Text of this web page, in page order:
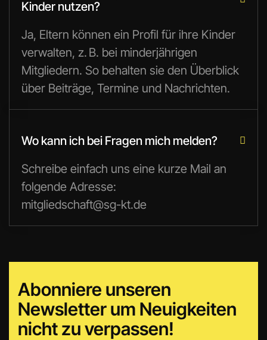
Kinder nutzen?
Ja, Eltern können ein Profil für ihre Kinder
verwalten, z. B. bei minderjährigen
Mitgliedern. So behalten sie den Überblick
über Beiträge, Termine und Nachrichten.
Wo kann ich bei Fragen mich melden? 
Schreibe einfach uns eine kurze Mail an
folgende Adresse:
mitgliedschaft@sg-kt.de
Abonniere unseren
Newsletter um Neuigkeiten
nicht zu verpassen!